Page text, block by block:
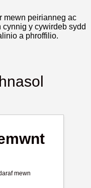
mewn peirianneg ac
y cywirdeb sydd
a phroffilio.
mewn